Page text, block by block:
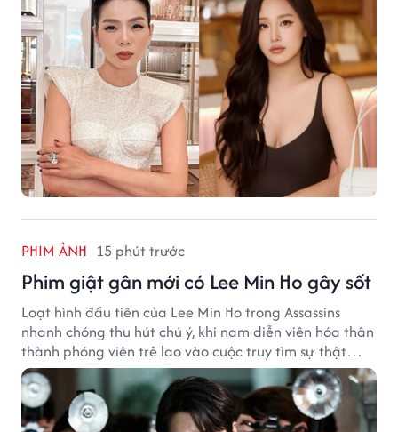
PHIM ẢNH 15 phút trước
Phim giật gân mới có Lee Min Ho gây sốt
Loạt hình đầu tiên của Lee Min Ho trong Assassins
nhanh chóng thu hút chú ý, khi nam diễn viên hóa thân
thành phóng viên trẻ lao vào cuộc truy tìm sự thật
phía sau một vụ ám sát gây chấn động Hàn Quốc.